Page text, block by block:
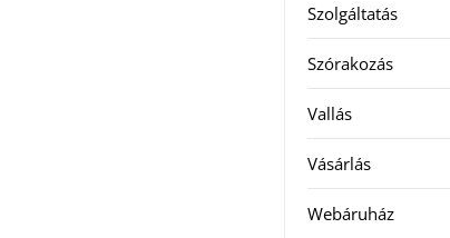
Szolgáltatás
Szórakozás
Vallás
Vásárlás
Webáruház